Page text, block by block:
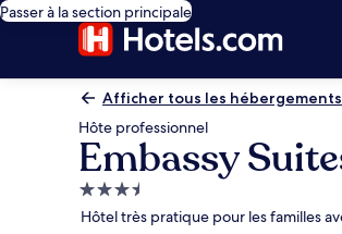
Passer à la section principale
Afficher tous les hébergements
Hôte professionnel
Embassy
Hébergement
3.5 étoiles
Hôtel très pratique pour les familles